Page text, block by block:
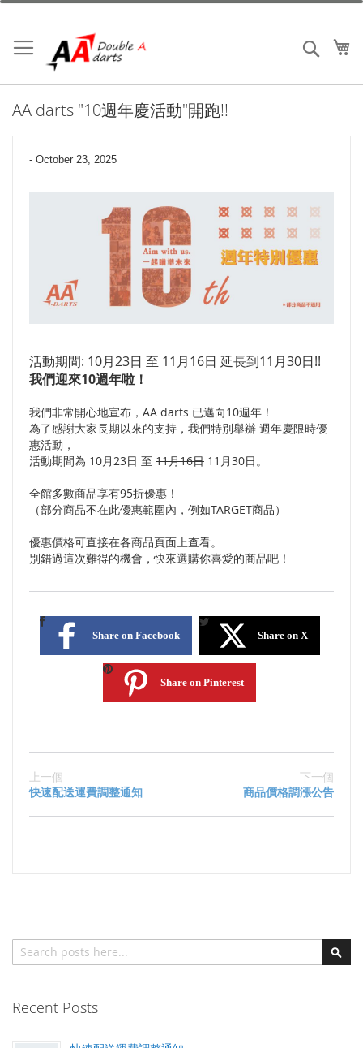
跳
內
容
搜索
AA darts "10週年慶活動"開跑!!
- October 23, 2025
活動期間: 10月23日 至 11月16日 延長到11月30日!!
我們迎來10週年啦！
我們非常開心地宣布，AA darts 已邁向10週年！
為了感謝大家長期以來的支持，我們特別舉辦 週年慶限時優
惠活動，
活動期間為 10月23日 至 11月16日 11月30日。
全館多數商品享有95折優惠！
（部分商品不在此優惠範圍內，例如TARGET商品）
優惠價格可直接在各商品頁面上查看。
別錯過這次難得的機會，快來選購你喜愛的商品吧！
Share on Facebook Share on X
Share on Pinterest
上一個
快速配送運費調整通知
下一個
商品價格調漲公告
搜索
Recent Posts